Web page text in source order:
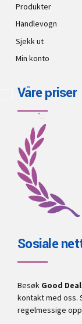
Produkter
Handlevogn
Sjekk ut
Min konto
Våre priser
Sosiale
Besøk Good
kontakt med oss.
regelmessige